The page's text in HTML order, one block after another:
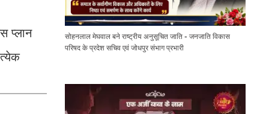
प्लान
सोहनलाल मेघवाल बने राष्ट्रीय अनुसूचित जाति - जनजाति विकास
परिषद के प्रदेश सचिव एवं जोधपुर संभाग प्रभारी